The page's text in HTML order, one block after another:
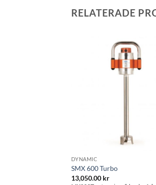
RELATERADE
DYNAMIC
SMX 600 Turbo
13,050.00 kr